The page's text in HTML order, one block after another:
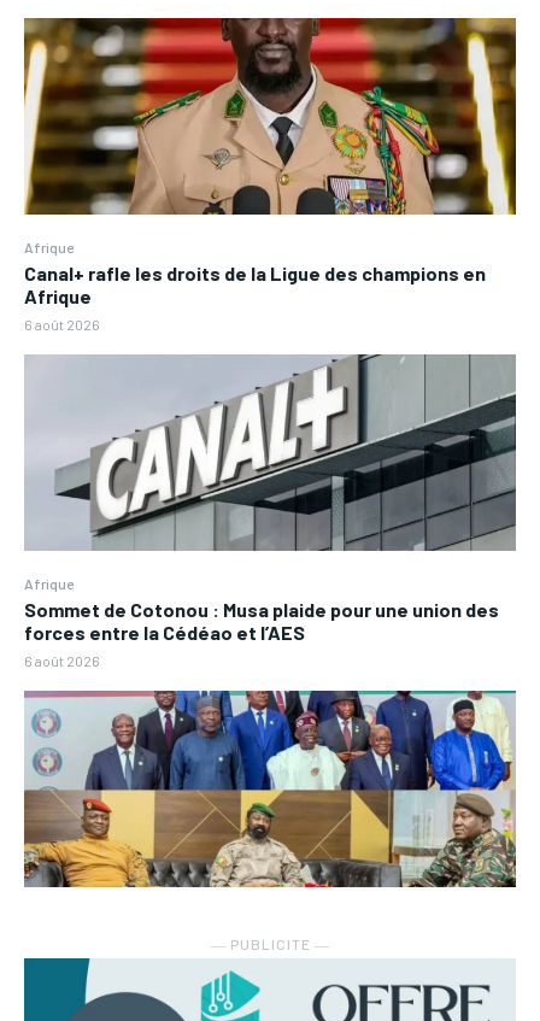
Afrique
Canal+ rafle les droits de la Ligue des champions en
Afrique
6 août 2026
Afrique
Sommet de Cotonou : Musa plaide pour une union des
forces entre la Cédéao et l’AES
6 août 2026
― PUBLICITE ―